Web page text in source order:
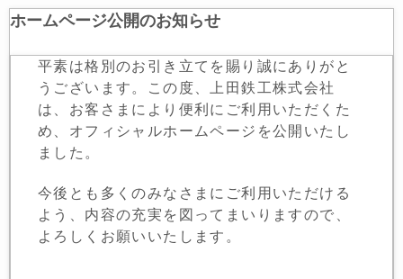
ホームページ公開のお知らせ
平素は格別のお引き立てを賜り誠にありがと
うございます。この度、上田鉄工株式会社
は、お客さまにより便利にご利用いただくた
め、オフィシャルホームページを公開いたし
ました。
今後とも多くのみなさまにご利用いただける
よう、内容の充実を図ってまいりますので、
よろしくお願いいたします。